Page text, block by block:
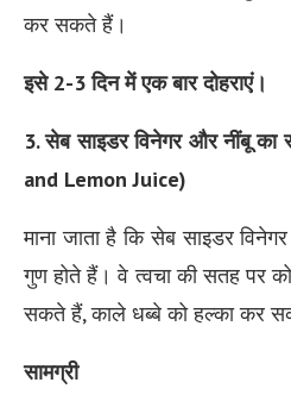
कर सकते हैं।
इसे 2-3 दिन में एक बार दोहराएं।
3. सेब साइडर विनेगर और नींबू
and Lemon Juice)
माना जाता है कि सेब साइडर
गुण होते हैं। वे त्वचा की सतह पर
सकते हैं, काले धब्बे को हल्का कर
सामग्री